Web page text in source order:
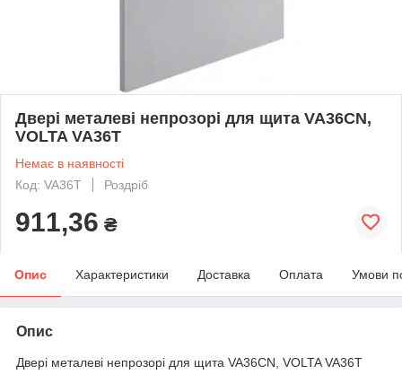
Двері металеві непрозорі для щита VA36CN,
VOLTA VA36T
Немає в наявності
Код: VA36T
Роздріб
911,36 ₴
Опис Характеристики Доставка Оплата Умови
Опис
Двері металеві непрозорі для щита VA36CN, VOLTA VA36T